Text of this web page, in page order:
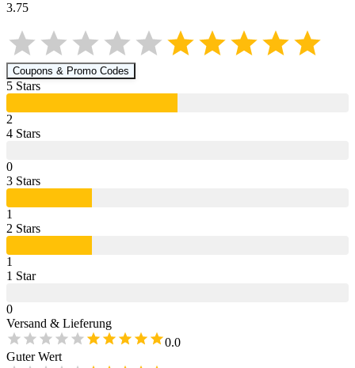
3.75
Coupons & Promo Codes
5 Stars
2
4 Stars
0
3 Stars
1
2 Stars
1
1 Star
0
Versand & Lieferung
0.0
Guter Wert